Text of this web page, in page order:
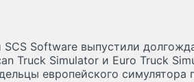
SCS Software выпустили
Truck Simulator и Euro Truck
европейского симулятора